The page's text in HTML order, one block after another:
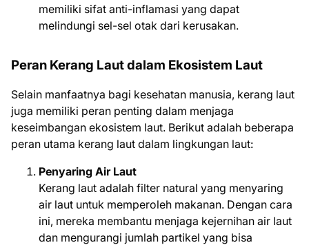
memiliki sifat anti-inflamasi yang dapat
melindungi sel-sel otak dari kerusakan.
Peran Kerang Laut dalam Ekosistem Laut
Selain manfaatnya bagi kesehatan manusia, kerang laut
juga memiliki peran penting dalam menjaga
keseimbangan ekosistem laut. Berikut adalah beberapa
peran utama kerang laut dalam lingkungan laut:
Penyaring Air Laut
Kerang laut adalah filter natural yang menyaring
air laut untuk memperoleh makanan. Dengan cara
ini, mereka membantu menjaga kejernihan air laut
dan mengurangi jumlah partikel yang bisa